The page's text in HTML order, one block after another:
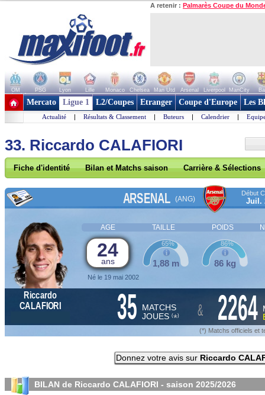
A retenir : Palmarès Coupe du
OM PSG Lyon Lille Monaco Chelsea Man Utd Arsenal Liverpool ManCity
+ de clubs
Mercato Ligue 1 L2/Coupes Etranger Coupe d'Europe Les
Actualité | Résultats & Classement | Buteurs | Calendrier |
33. Riccardo CALAFIORI
Fiche d'identité Bilan et Matchs saison Carrière & Sélections
ARSENAL (ANG)
Début
Juil.
AGE TAILLE POIDS
24
ans
Né le 19 mai 2002
1,88 m
65%
86 kg
86%
Riccardo
CALAFIORI
35 MATCHS
JOUES (*) & 2264
(*) Matchs officiels et
Donnez votre avis sur Riccardo
BILAN de Riccardo CALAFIORI - saison 2025/2026